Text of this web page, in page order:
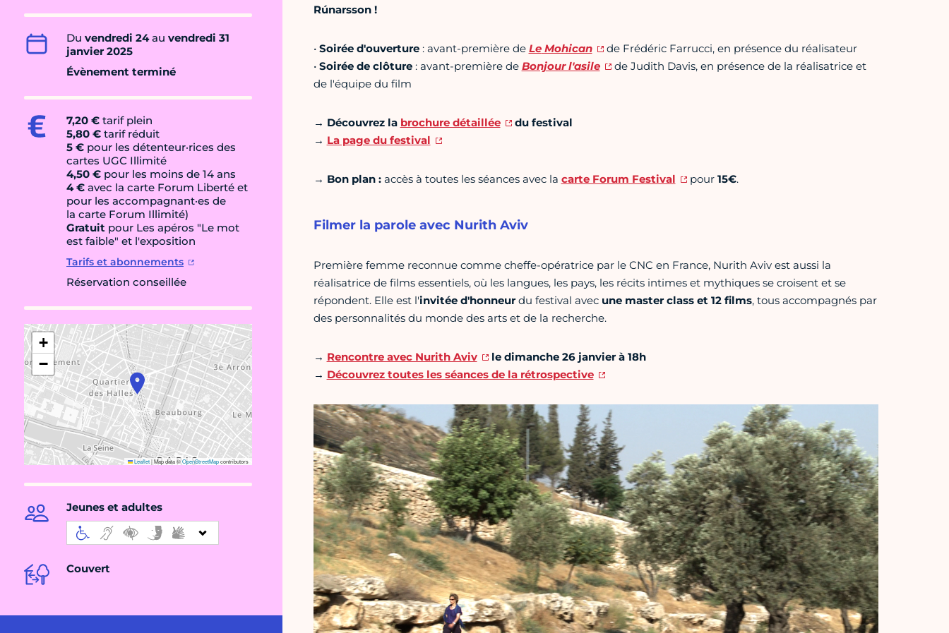
Du vendredi 24au vendredi 31
janvier 2025
Évènement terminé
7,20 € tarif plein
5,80 € tarif réduit
5 € pour les détenteur·rices des
cartes UGC Illimité
4,50 € pour les moins de 14 ans
4 € avec la carte Forum Liberté et
pour les accompagnant·es de
la carte Forum Illimité)
Gratuit pour Les apéros "Le mot
est faible" et l'exposition
Tarifs et abonnements
Réservation conseillée
+
−
Leaflet|Map data ©OpenStreetMapcontributors
Jeunes et adultes
Couvert
Rúnarsson !
• Soirée d'ouverture: avant-première de LeMohican
de Frédéric Farrucci, en présence du réalisateur
• Soirée de clôture: avant-première de Bonjour l'asile
de Judith Davis, en présence de la réalisatrice et
de l'équipe du film
→ Découvrez la brochure détaillée
du festival
→ La page du festival
→ Bon plan : accès à toutes les séances avec la carte Forum Festival pour15€.
Filmer la parole avec Nurith Aviv
Première femme reconnue comme cheffe-opératrice par le CNC en France, Nurith Aviv est aussi la
réalisatrice de films essentiels, où les langues, les pays, les récits intimes et mythiques se croisent et se
répondent. Elle est l'invitée d'honneurdu festival avec une master class et 12 films, tous accompagnés par
des personnalités du monde des arts et de la recherche.
→ Rencontre avec Nurith Aviv
le dimanche 26 janvier à 18h
→ Découvrez toutes les séances de la rétrospective